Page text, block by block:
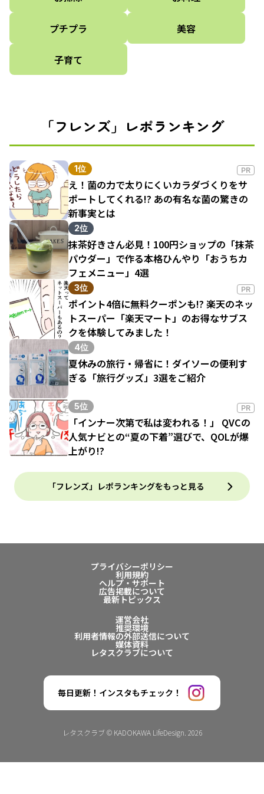
プチプラ 美容
子育て
「フレンズ」レポランキング
1位 PR
え！菌の力で太りにくいカラダづくりをサ
ポートしてくれる!? あの有名な菌の驚きの
新事実とは
2位
抹茶好きさん必見！100円ショップの「抹茶
パウダー」で作る本格ひんやり「おうちカ
フェメニュー」4選
3位 PR
ポイント4倍に無料クーポンも!? 楽天のネッ
トスーパー「楽天マート」のお得なサブス
クを体験してみました！
4位
夏休みの旅行・帰省に！ダイソーの便利す
ぎる「旅行グッズ」3選をご紹介
5位 PR
「インナー次第で私は変われる！」 QVCの
人気ナビとの“夏の下着”選びで、QOLが爆
上がり!?
「フレンズ」レポランキングをもっと見る
プライバシーポリシー
利用規約
ヘルプ・サポート
広告掲載について
最新トピックス
運営会社
推奨環境
利用者情報の外部送信について
媒体資料
レタスクラブについて
毎日更新！インスタもチェック！
レタスクラブ © KADOKAWA LifeDesign. 2026